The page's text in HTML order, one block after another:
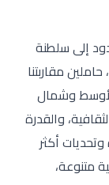
إلى سلطنة
مقاربتنا
وشمال
والقدرة
أكثر
متنوعة،